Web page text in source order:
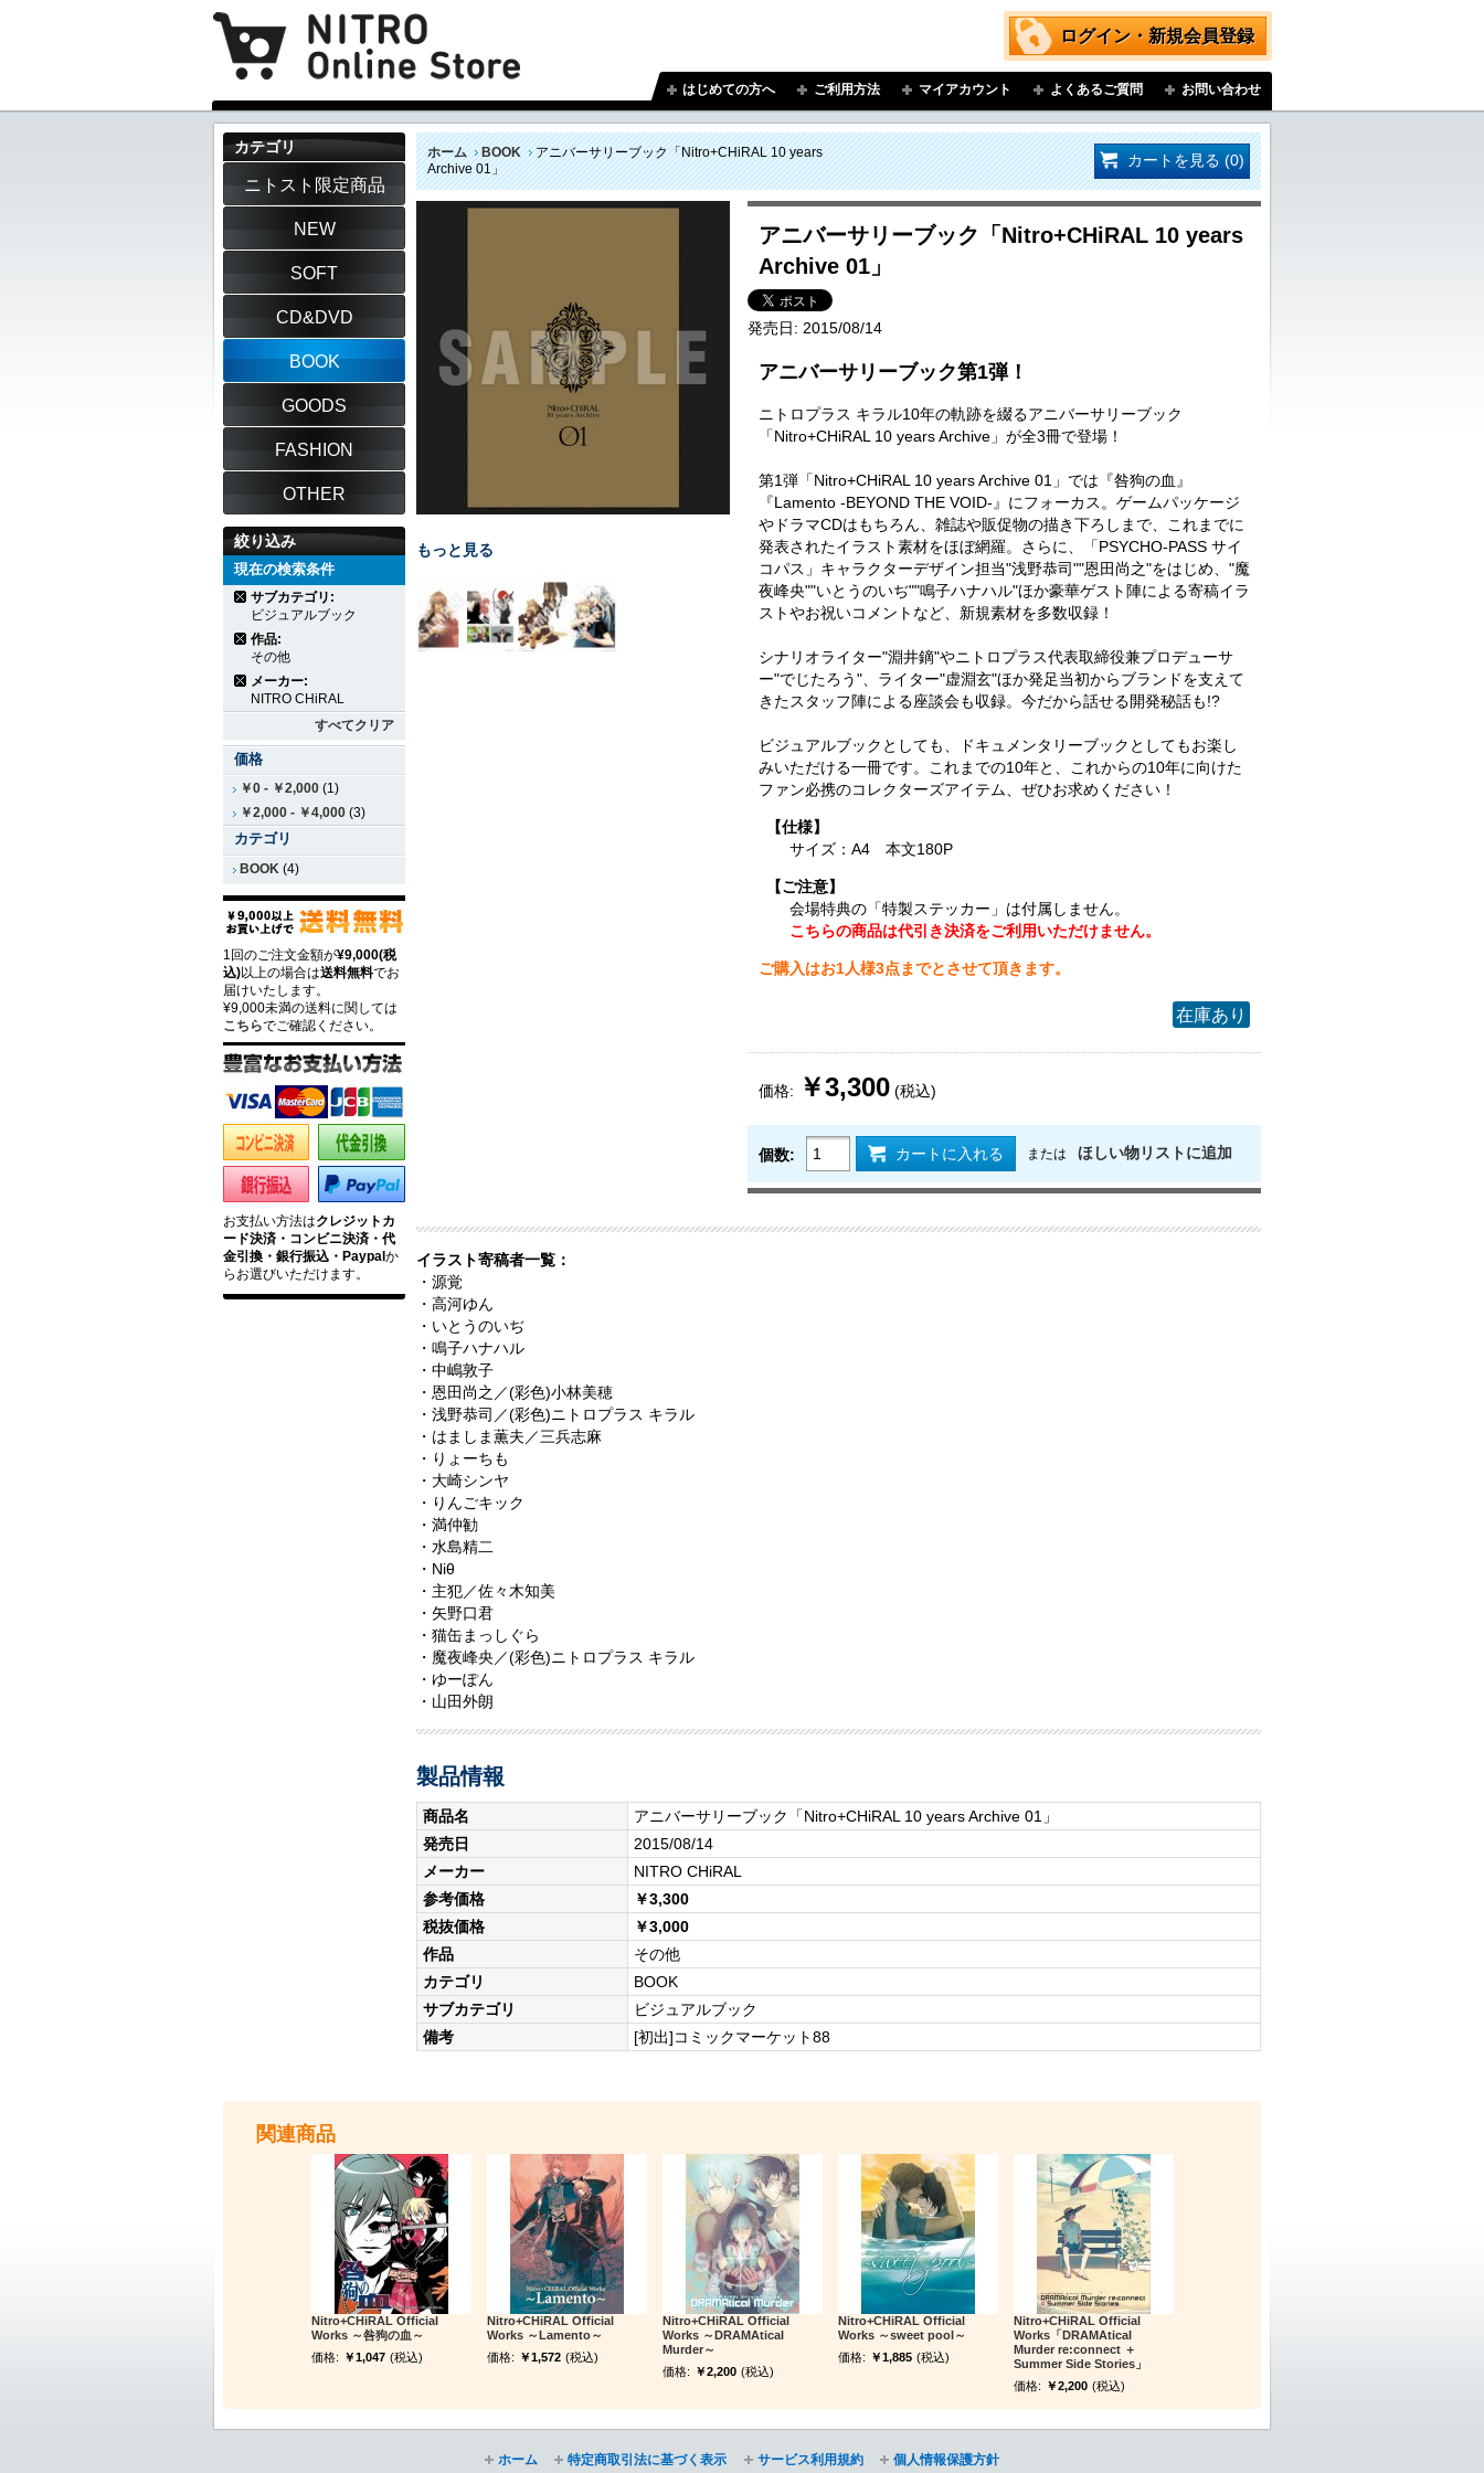
ログイン・新規会員登録
はじめての方へ ご利用方法 マイアカウント よくあるご質問 お問い合わせ
ホーム BOOK
アニバーサリーブック「Nitro+CHiRAL 10 years
Archive 01」
カートを見る (0)
アニバーサリーブック「Nitro+CHiRAL 10 years
Archive 01」
発売日: 2015/08/14
アニバーサリーブック第1弾！
ニトロプラス キラル10年の軌跡を綴るアニバーサリーブック
「Nitro+CHiRAL 10 years Archive」が全3冊で登場！
第1弾「Nitro+CHiRAL 10 years Archive 01」では『咎狗の血』
『Lamento -BEYOND THE VOID-』にフォーカス。ゲームパッケージ
やドラマCDはもちろん、雑誌や販促物の描き下ろしまで、これまでに
発表されたイラスト素材をほぼ網羅。さらに、「PSYCHO-PASS サイ
コパス」キャラクターデザイン担当"浅野恭司""恩田尚之"をはじめ、"魔
夜峰央""いとうのいぢ""鳴子ハナハル"ほか豪華ゲスト陣による寄稿イラ
ストやお祝いコメントなど、新規素材を多数収録！
シナリオライター"淵井鏑"やニトロプラス代表取締役兼プロデューサ
ー"でじたろう"、ライター"虚淵玄"ほか発足当初からブランドを支えて
きたスタッフ陣による座談会も収録。今だから話せる開発秘話も!?
ビジュアルブックとしても、ドキュメンタリーブックとしてもお楽し
みいただける一冊です。これまでの10年と、これからの10年に向けた
ファン必携のコレクターズアイテム、ぜひお求めください！
【仕様】
サイズ：A4 本文180P
【ご注意】
会場特典の「特製ステッカー」は付属しません。
こちらの商品は代引き決済をご利用いただけません。
ご購入はお1人様3点までとさせて頂きます。
在庫あり
価格: ￥3,300 (税込)
個数: カートに入れる または ほしい物リストに追加
もっと見る
イラスト寄稿者一覧：
・源覚
・高河ゆん
・いとうのいぢ
・鳴子ハナハル
・中嶋敦子
・恩田尚之／(彩色)小林美穂
・浅野恭司／(彩色)ニトロプラス キラル
・はましま薫夫／三兵志麻
・りょーちも
・大崎シンヤ
・りんごキック
・満仲勧
・水島精二
・Niθ
・主犯／佐々木知美
・矢野口君
・猫缶まっしぐら
・魔夜峰央／(彩色)ニトロプラス キラル
・ゆーぽん
・山田外朗
製品情報
商品名
アニバーサリーブック「Nitro+CHiRAL 10 years Archive 01」
発売日
2015/08/14
メーカー
NITRO CHiRAL
参考価格
￥3,300
税抜価格
￥3,000
作品
その他
カテゴリ
BOOK
サブカテゴリ
ビジュアルブック
備考
[初出]コミックマーケット88
カテゴリ
ニトスト限定商品
NEW
SOFT
CD&DVD
BOOK
GOODS
FASHION
OTHER
絞り込み
現在の検索条件
サブカテゴリ:
ビジュアルブック
作品:
その他
メーカー:
NITRO CHiRAL
すべてクリア
価格
￥0 - ￥2,000 (1)
￥2,000 - ￥4,000 (3)
カテゴリ
BOOK (4)
1回のご注文金額が¥9,000(税
込)以上の場合は送料無料でお
届けいたします。
¥9,000未満の送料に関しては
こちらでご確認ください。
お支払い方法はクレジットカ
ード決済・コンビニ決済・代
金引換・銀行振込・Paypalか
らお選びいただけます。
関連商品
Nitro+CHiRAL Official
Works ～咎狗の血～
価格: ￥1,047 (税込)
Nitro+CHiRAL Official
Works ～Lamento～
価格: ￥1,572 (税込)
Nitro+CHiRAL Official
Works ～DRAMAtical
Murder～
価格: ￥2,200 (税込)
Nitro+CHiRAL Official
Works ～sweet pool～
価格: ￥1,885 (税込)
Nitro+CHiRAL Official
Works「DRAMAtical
Murder re:connect ＋
Summer Side Stories」
価格: ￥2,200 (税込)
ホーム 特定商取引法に基づく表示 サービス利用規約 個人情報保護方針